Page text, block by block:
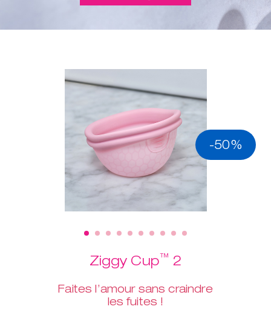
-50%
Ziggy Cup™ 2
Faites l’amour sans craindre
les fuites !